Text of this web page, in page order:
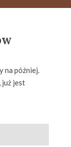
na później.
już jest